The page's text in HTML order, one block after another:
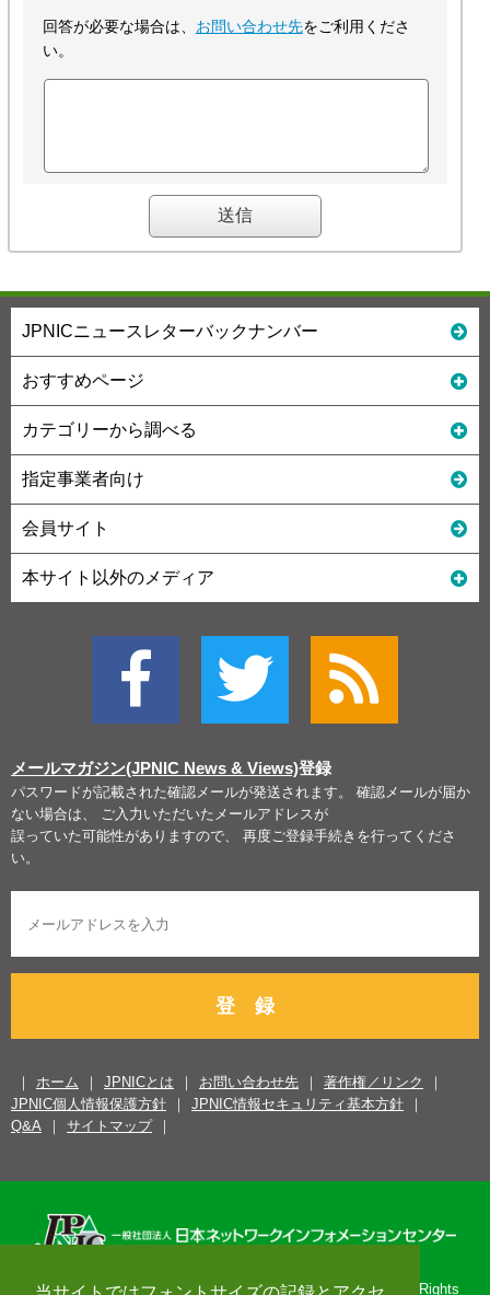
回答が必要な場合は、 お問い合わせ先をご利用くださ
い。
JPNICニュースレターバックナンバー
おすすめページ
カテゴリーから調べる
指定事業者向け
会員サイト
本サイト以外のメディア
メールマガジン(JPNIC News & Views)登録
パスワードが記載された確認メールが発送されます。 確認メールが届か
ない場合は、 ご入力いただいたメールアドレスが
誤っていた可能性がありますので、 再度ご登録手続きを行ってくださ
い。
登 録
ホーム JPNICとは お問い合わせ先
著作権／リンク
JPNIC個人情報保護方針
JPNIC情報セキュリティ基本方針
Q&A
サイトマップ
Copyright© 1996-2026 Japan Network Information Center. All Rights